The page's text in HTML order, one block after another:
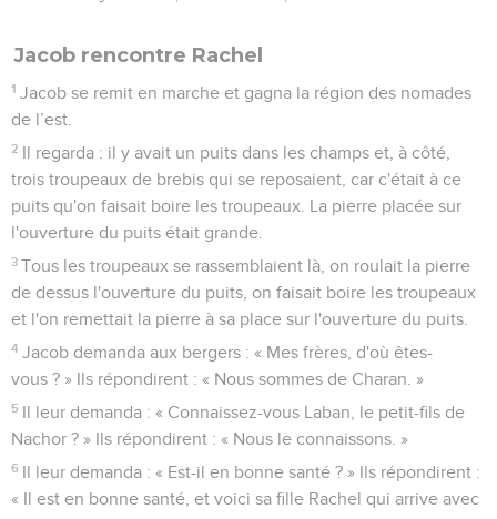
Jacob rencontre Rachel
1 Jacob se remit en marche et gagna la région des nomades
de l’est.
2 Il regarda : il y avait un puits dans les champs et, à côté,
trois troupeaux de brebis qui se reposaient, car c'était à ce
puits qu'on faisait boire les troupeaux. La pierre placée sur
l'ouverture du puits était grande.
3 Tous les troupeaux se rassemblaient là, on roulait la pierre
de dessus l'ouverture du puits, on faisait boire les troupeaux
et l'on remettait la pierre à sa place sur l'ouverture du puits.
4 Jacob demanda aux bergers : « Mes frères, d'où êtes-
vous ? » Ils répondirent : « Nous sommes de Charan. »
5 Il leur demanda : « Connaissez-vous Laban, le petit-fils de
Nachor ? » Ils répondirent : « Nous le connaissons. »
6 Il leur demanda : « Est-il en bonne santé ? » Ils répondirent :
« Il est en bonne santé, et voici sa fille Rachel qui arrive avec